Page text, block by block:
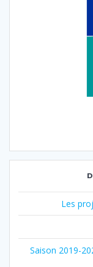
Les
Saison 2019-